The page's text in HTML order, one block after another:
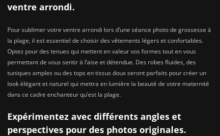
ventre arrondi.
Pour sublimer votre ventre arrondi lors d’une séance photo de grossesse à
la plage, il est essentiel de choisir des vêtements légers et confortables.
Optez pour des tenues qui mettent en valeur vos formes tout en vous
permettant de vous sentir à l’aise et détendue. Des robes fluides, des
tuniques amples ou des tops en tissus doux seront parfaits pour créer un
look élégant et naturel qui mettra en lumière la beauté de votre maternité
dans ce cadre enchanteur qu’est la plage.
Expérimentez avec différents angles et
perspectives pour des photos originales.